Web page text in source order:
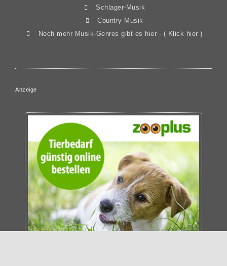
Schlager-Musik
Country-Musik
Noch mehr Musik-Genres gibt es hier - ( Klick hier )
Anzeige